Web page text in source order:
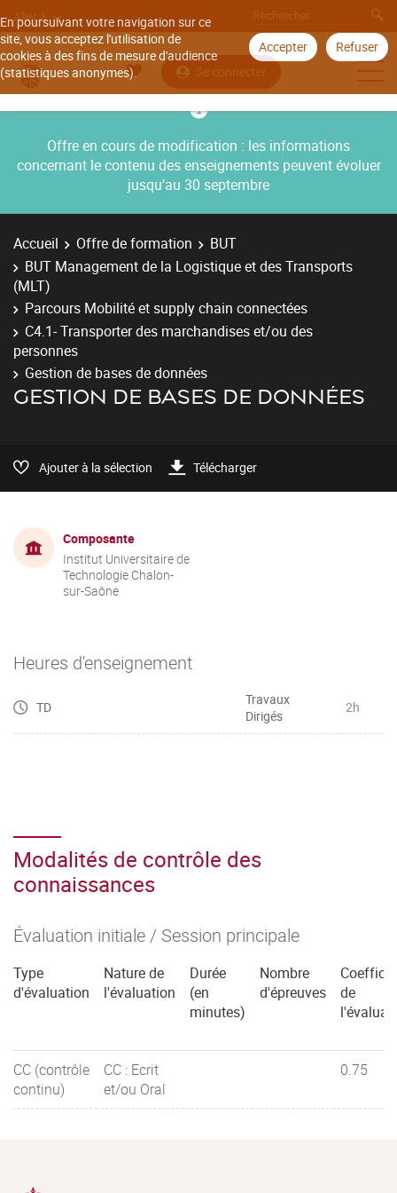
En poursuivant votre navigation sur ce
site, vous acceptez l'utilisation de
cookies à des fins de mesure d'audience
(statistiques anonymes).
Accepter Refuser
Aller à
Se connecter
Offre en cours de modification : les informations
concernant le contenu des enseignements peuvent évoluer
jusqu’au 30 septembre
Accueil Offre de formation
BUT
BUT Management de la Logistique et des Transports
(MLT)
Parcours Mobilité et supply chain connectées
C4.1- Transporter des marchandises et/ou des
personnes
Gestion de bases de données
GESTION DE BASES DE DONNÉES
Ajouter à la sélection Télécharger
Composante
Institut Universitaire de
Technologie Chalon-
sur-Saône
Heures d'enseignement
TD
Travaux
Dirigés
2h
Modalités de contrôle des
connaissances
Évaluation initiale / Session principale
Type
d'évaluation
Nature de
l'évaluation
Durée
(en
minutes)
Nombre
d'épreuves
de
CC (contrôle
continu)
CC : Ecrit
et/ou Oral
0.75